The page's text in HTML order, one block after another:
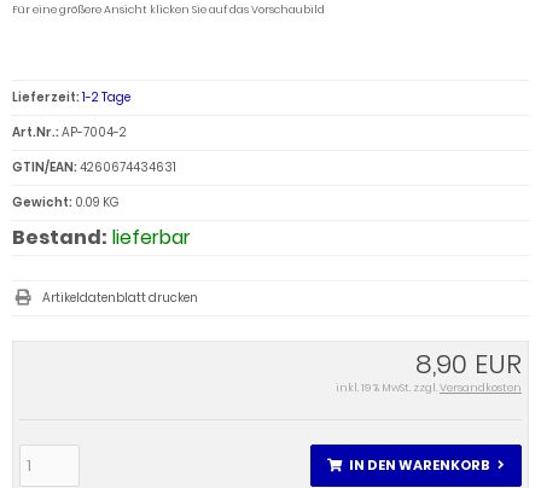
Für eine größere Ansicht klicken Sie auf das Vorschaubild
8,90 EUR
inkl. 19 % MwSt. zzgl.Versandkosten
IN DEN WARENKORB
Lieferzeit: 1-2 Tage
Art.Nr.: AP-7004-2
GTIN/EAN: 4260674434631
Gewicht: 0.09 KG
Bestand: lieferbar
Artikeldatenblatt drucken